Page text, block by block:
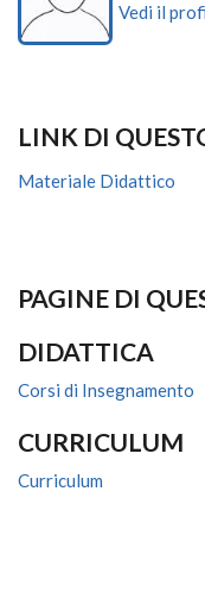
Vedi il
LINK DI
Materiale Didattico
PAGINE DI
DIDATTICA
Corsi di Insegnamento
CURRICULUM
Curriculum